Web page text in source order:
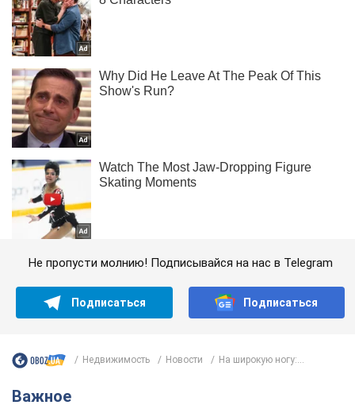
Не пропусти молнию! Подписывайся на нас в Telegram
Подписаться Подписаться
Недвижимость Новости На широкую ногу:...
Важное